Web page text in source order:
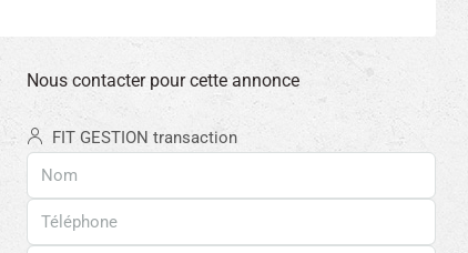
Nous contacter pour cette annonce
FIT GESTION transaction